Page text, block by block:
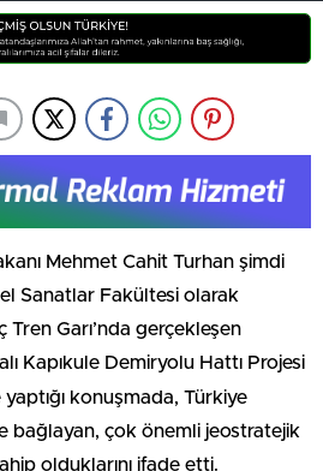
Mehmet Cahit Turhan şimdi
Sanatlar Fakültesi olarak
Tren Garı’nda gerçekleşen
Kapıkule Demiryolu Hattı Projesi
konuşmada, Türkiye
bağlayan, çok önemli jeostratejik
olduklarını ifade etti.